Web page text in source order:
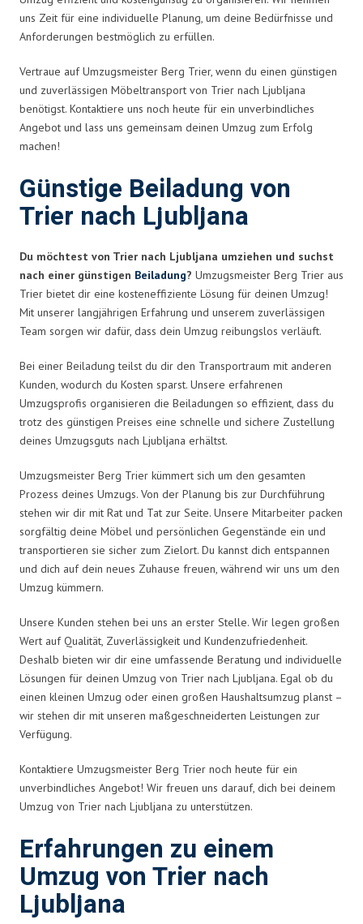
uns Zeit für eine individuelle Planung, um deine Bedürfnisse und
Anforderungen bestmöglich zu erfüllen.
Vertraue auf Umzugsmeister Berg Trier, wenn du einen günstigen
und zuverlässigen Möbeltransport von Trier nach Ljubljana
benötigst. Kontaktiere uns noch heute für ein unverbindliches
Angebot und lass uns gemeinsam deinen Umzug zum Erfolg
machen!
Günstige Beiladung von
Trier nach Ljubljana
Du möchtest von Trier nach Ljubljana umziehen und suchst
nach einer günstigen Beiladung? Umzugsmeister Berg Trier aus
Trier bietet dir eine kosteneffiziente Lösung für deinen Umzug!
Mit unserer langjährigen Erfahrung und unserem zuverlässigen
Team sorgen wir dafür, dass dein Umzug reibungslos verläuft.
Bei einer Beiladung teilst du dir den Transportraum mit anderen
Kunden, wodurch du Kosten sparst. Unsere erfahrenen
Umzugsprofis organisieren die Beiladungen so effizient, dass du
trotz des günstigen Preises eine schnelle und sichere Zustellung
deines Umzugsguts nach Ljubljana erhältst.
Umzugsmeister Berg Trier kümmert sich um den gesamten
Prozess deines Umzugs. Von der Planung bis zur Durchführung
stehen wir dir mit Rat und Tat zur Seite. Unsere Mitarbeiter packen
sorgfältig deine Möbel und persönlichen Gegenstände ein und
transportieren sie sicher zum Zielort. Du kannst dich entspannen
und dich auf dein neues Zuhause freuen, während wir uns um den
Umzug kümmern.
Unsere Kunden stehen bei uns an erster Stelle. Wir legen großen
Wert auf Qualität, Zuverlässigkeit und Kundenzufriedenheit.
Deshalb bieten wir dir eine umfassende Beratung und individuelle
Lösungen für deinen Umzug von Trier nach Ljubljana. Egal ob du
einen kleinen Umzug oder einen großen Haushaltsumzug planst –
wir stehen dir mit unseren maßgeschneiderten Leistungen zur
Verfügung.
Kontaktiere Umzugsmeister Berg Trier noch heute für ein
unverbindliches Angebot! Wir freuen uns darauf, dich bei deinem
Umzug von Trier nach Ljubljana zu unterstützen.
Erfahrungen zu einem
Umzug von Trier nach
Ljubljana